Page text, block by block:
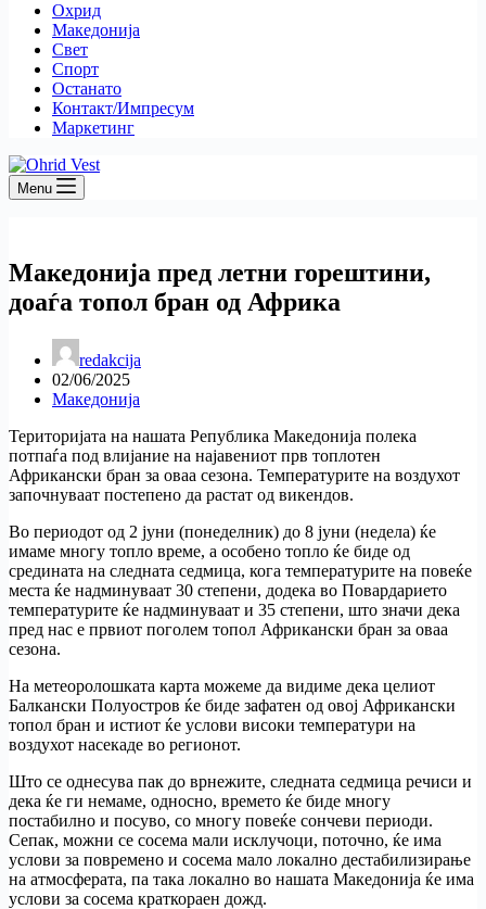
Охрид
Македонија
Свет
Спорт
Останато
Контакт/Импресум
Маркетинг
Menu
Македонија пред летни горештини,
доаѓа топол бран од Африка
redakcija
02/06/2025
Македонија
Територијата на нашата Република Македонија полека
потпаѓа под влијание на најавениот прв топлотен
Африкански бран за оваа сезона. Температурите на воздухот
започнуваат постепено да растат од викендов.
Во периодот од 2 јуни (понеделник) до 8 јуни (недела) ќе
имаме многу топло време, а особено топло ќе биде од
средината на следната седмица, кога температурите на повеќе
места ќе надминуваат 30 степени, додека во Повардарието
температурите ќе надминуваат и 35 степени, што значи дека
пред нас е првиот поголем топол Африкански бран за оваа
сезона.
На метеоролошката карта можеме да видиме дека целиот
Балкански Полуостров ќе биде зафатен од овој Африкански
топол бран и истиот ќе услови високи температури на
воздухот насекаде во регионот.
Што се однесува пак до врнежите, следната седмица речиси и
дека ќе ги немаме, односно, времето ќе биде многу
постабилно и посуво, со многу повеќе сончеви периоди.
Сепак, можни се сосема мали исклучоци, поточно, ќе има
услови за повремено и сосема мало локално дестабилизирање
на атмосферата, па така локално во нашата Македонија ќе има
услови за сосема краткораен дожд.